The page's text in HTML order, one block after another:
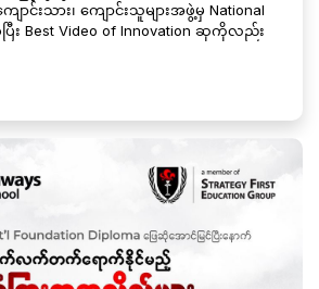
ောင်းသား၊ ကျောင်းသူများအဖွဲ့မှ National
ြီး Best Video of Innovation ဆုကိုလည်း
ောက်မိပါသည်။
ာတစ်ဝှမ်းဖြစ်ပေါ်နေသည့် Social Issue များ
င်မည့် လူမှုအကျိုးပြု နည်းလမ်းများကို ဆန်း
ပူးပေါင်းလုပ်ဆောင်မှု၊ လေ့လာစမ်းသစ်မှု
ဗီဒီယိုများဖန်တီးပြီး ဝင်ရောက်ယှဉ်ပြိုင်ရသ